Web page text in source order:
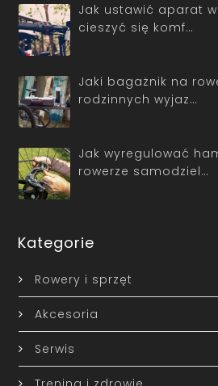
Jak ustawić aparat
cieszyć się komf…
Jaki bagażnik na
rodzinnych wyjaz…
Jak wyregulować
rowerze samodziel…
Kategorie
Rowery i sprzęt
Akcesoria
Serwis